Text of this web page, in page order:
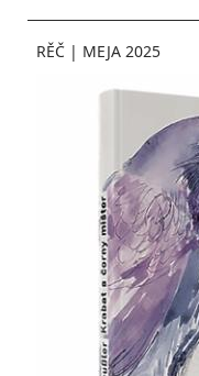
RĚČ | MEJA 2025